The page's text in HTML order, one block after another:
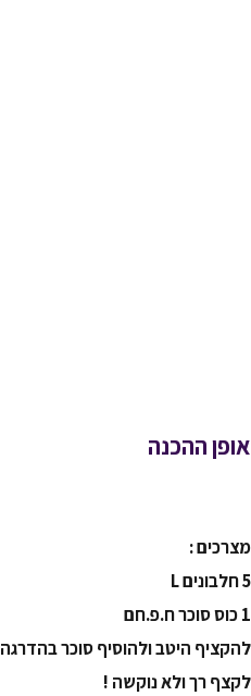
אופן ההכנה
מצרכים :
5 חלבונים L
1 כוס סוכר ח.פ.חם
להקציף היטב ולהוסיף סוכר בהדרגה
לקצף רך ולא נוקשה !